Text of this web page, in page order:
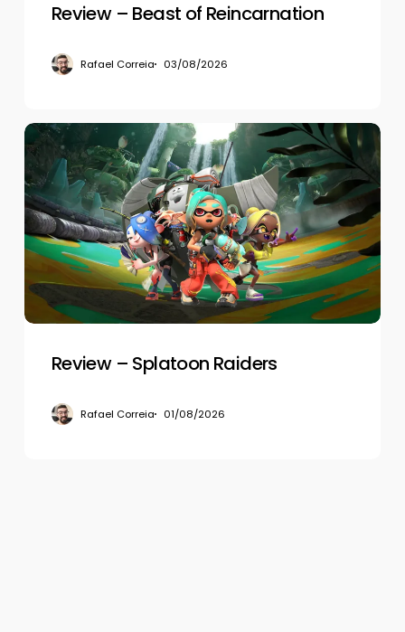
Review – Beast of Reincarnation
Rafael Correia 03/08/2026
Review
–
Splatoon
Raiders
Review – Splatoon Raiders
Rafael Correia 01/08/2026